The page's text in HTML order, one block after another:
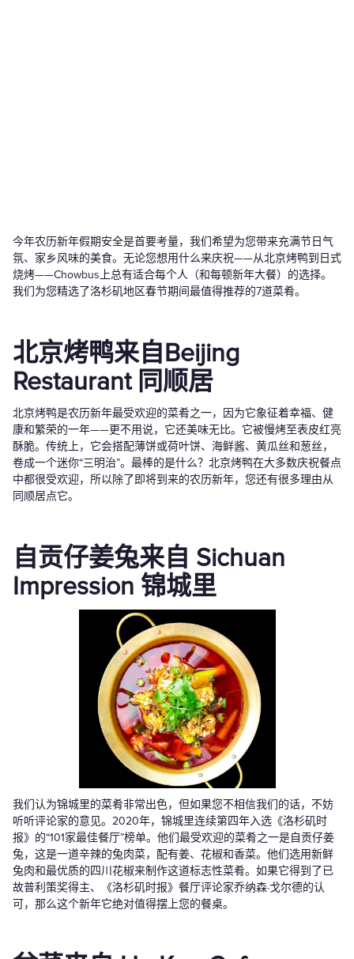
今年农历新年假期安全是首要考量，我们希望为您带来充满节日气
氛、家乡风味的美食。无论您想用什么来庆祝——从北京烤鸭到日式
烧烤——Chowbus上总有适合每个人（和每顿新年大餐）的选择。
我们为您精选了洛杉矶地区春节期间最值得推荐的7道菜肴。
北京烤鸭来自Beijing
Restaurant 同顺居
北京烤鸭是农历新年最受欢迎的菜肴之一，因为它象征着幸福、健
康和繁荣的一年——更不用说，它还美味无比。它被慢烤至表皮红亮
酥脆。传统上，它会搭配薄饼或荷叶饼、海鲜酱、黄瓜丝和葱丝，
卷成一个迷你“三明治”。最棒的是什么？北京烤鸭在大多数庆祝餐点
中都很受欢迎，所以除了即将到来的农历新年，您还有很多理由从
同顺居点它。
自贡仔姜兔来自 Sichuan
Impression 锦城里
我们认为锦城里的菜肴非常出色，但如果您不相信我们的话，不妨
听听评论家的意见。2020年，锦城里连续第四年入选《洛杉矶时
报》的“101家最佳餐厅”榜单。他们最受欢迎的菜肴之一是自贡仔姜
兔，这是一道辛辣的兔肉菜，配有姜、花椒和香菜。他们选用新鲜
兔肉和最优质的四川花椒来制作这道标志性菜肴。如果它得到了已
故普利策奖得主、《洛杉矶时报》餐厅评论家乔纳森·戈尔德的认
可，那么这个新年它绝对值得摆上您的餐桌。